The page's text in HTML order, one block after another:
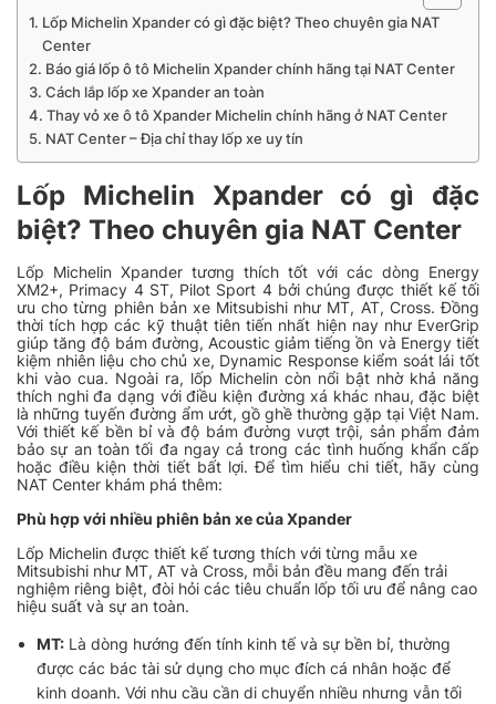
Lốp Michelin Xpander có gì đặc biệt? Theo chuyên gia NAT
Center
Báo giá lốp ô tô Michelin Xpander chính hãng tại NAT Center
Cách lắp lốp xe Xpander an toàn
Thay vỏ xe ô tô Xpander Michelin chính hãng ở NAT Center
NAT Center – Địa chỉ thay lốp xe uy tín
Lốp Michelin Xpander có gì đặc
biệt? Theo chuyên gia NAT Center
Lốp Michelin Xpander tương thích tốt với các dòng Energy
XM2+, Primacy 4 ST, Pilot Sport 4 bởi chúng được thiết kế tối
ưu cho từng phiên bản xe Mitsubishi như MT, AT, Cross. Đồng
thời tích hợp các kỹ thuật tiên tiến nhất hiện nay như EverGrip
giúp tăng độ bám đường, Acoustic giảm tiếng ồn và Energy tiết
kiệm nhiên liệu cho chủ xe, Dynamic Response kiểm soát lái tốt
khi vào cua. Ngoài ra, lốp Michelin còn nổi bật nhờ khả năng
thích nghi đa dạng với điều kiện đường xá khác nhau, đặc biệt
là những tuyến đường ẩm ướt, gồ ghề thường gặp tại Việt Nam.
Với thiết kế bền bỉ và độ bám đường vượt trội, sản phẩm đảm
bảo sự an toàn tối đa ngay cả trong các tình huống khẩn cấp
hoặc điều kiện thời tiết bất lợi. Để tìm hiểu chi tiết, hãy cùng
NAT Center khám phá thêm:
Phù hợp với nhiều phiên bản xe của Xpander
Lốp Michelin được thiết kế tương thích với từng mẫu xe
Mitsubishi như MT, AT và Cross, mỗi bản đều mang đến trải
nghiệm riêng biệt, đòi hỏi các tiêu chuẩn lốp tối ưu để nâng cao
hiệu suất và sự an toàn.
MT: Là dòng hướng đến tính kinh tế và sự bền bỉ, thường
được các bác tài sử dụng cho mục đích cá nhân hoặc để
kinh doanh. Với nhu cầu cần di chuyển nhiều nhưng vẫn tối